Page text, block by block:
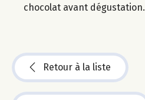
chocolat avant dégustation.
Retour à la liste